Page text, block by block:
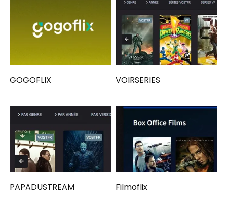
GOGOFLIX VOIRSERIES
PAPADUSTREAM Filmoflix